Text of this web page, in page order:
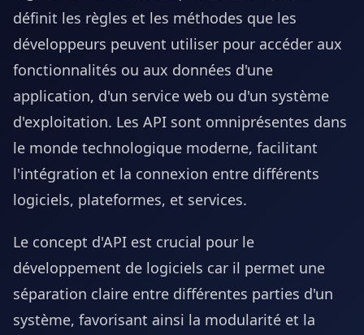
définit les règles et les méthodes que les
développeurs peuvent utiliser pour accéder aux
fonctionnalités ou aux données d'une
application, d'un service web ou d'un système
d'exploitation. Les API sont omniprésentes dans
le monde technologique moderne, facilitant
l'intégration et la connexion entre différents
logiciels, plateformes, et services.
Le concept d'API est crucial pour le
développement de logiciels car il permet une
séparation claire entre différentes parties d'un
système, favorisant ainsi la modularité et la